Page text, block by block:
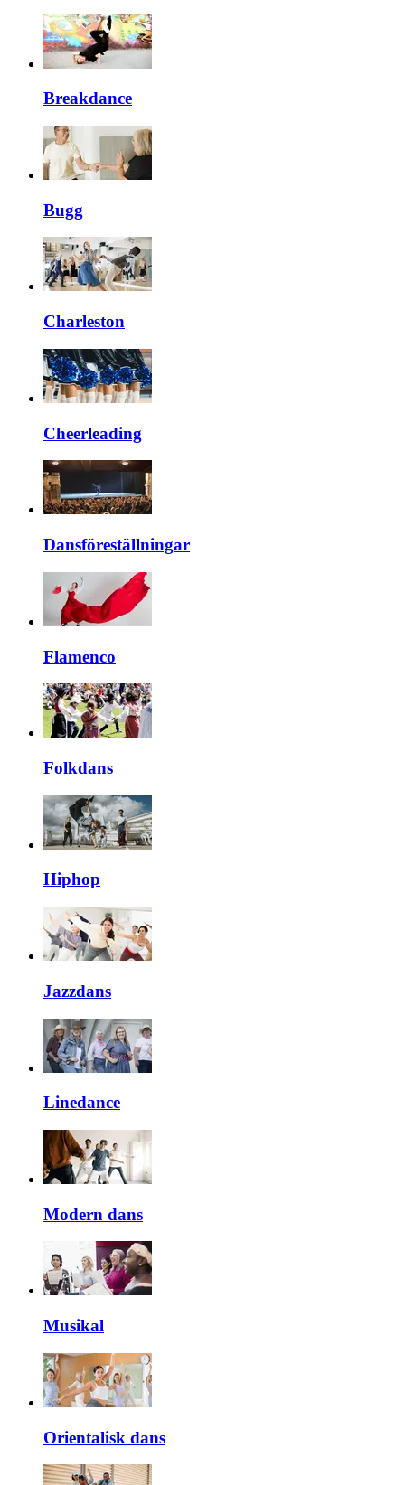
Breakdance
Bugg
Charleston
Cheerleading
Dansföreställningar
Flamenco
Folkdans
Hiphop
Jazzdans
Linedance
Modern dans
Musikal
Orientalisk dans